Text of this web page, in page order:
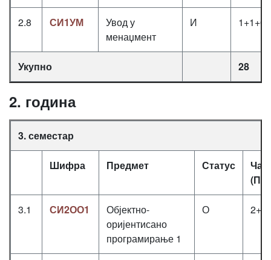
2.8 СИ1УМ
Увод у
менаџмент
И 1+1+0
Укупно 28
2. година
3. семестар
Шифра Предмет Статус
3.1 СИ2ОО1
Објектно-
оријентисано
програмирање 1
О